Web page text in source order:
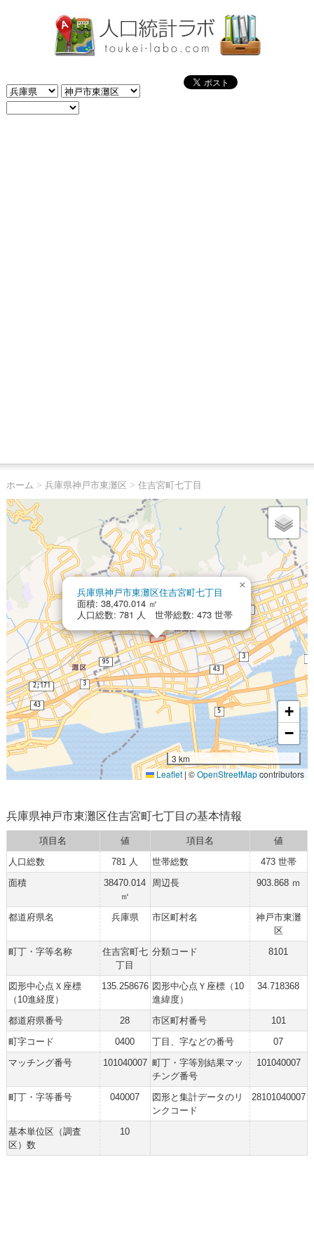
ホーム > 兵庫県神戸市東灘区 > 住吉宮町七丁目
兵庫県神戸市東灘区住吉宮町七丁目
面積: 38,470.014 ㎡
人口総数: 781 人 世帯総数: 473 世帯
×
+
−
3 km
Leaflet | ©OpenStreetMapcontributors
兵庫県神戸市東灘区住吉宮町七丁目の基本情報
項目名 値 項目名
値
人口総数
781 人 世帯総数
473 世帯
面積
38470.014
㎡
周辺長 903.868 ｍ
都道府県名 兵庫県 市区町村名
神戸市東灘
区
町丁・字等名称
住吉宮町七
丁目
分類コード 8101
図形中心点Ｘ座標
（10進経度）
135.258676 図形中心点Ｙ座標（10
進緯度）
34.718368
都道府県番号 28 市区町村番号
101
町字コード
0400 丁目、字などの番号
07
マッチング番号
101040007 町丁・字等別結果マッ
チング番号
101040007
町丁・字等番号 040007
図形と集計データのリ
ンクコード
28101040007
基本単位区（調査
区）数
10